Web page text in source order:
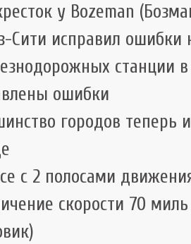
у Bozeman
Сити исправил ошибки
станции
ошибки
городов теперь
с 2 полосами
скорости 70